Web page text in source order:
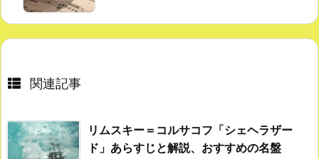
関連記事
リムスキー＝コルサコフ「シェヘラザー
ド」あらすじと解説、おすすめの名盤